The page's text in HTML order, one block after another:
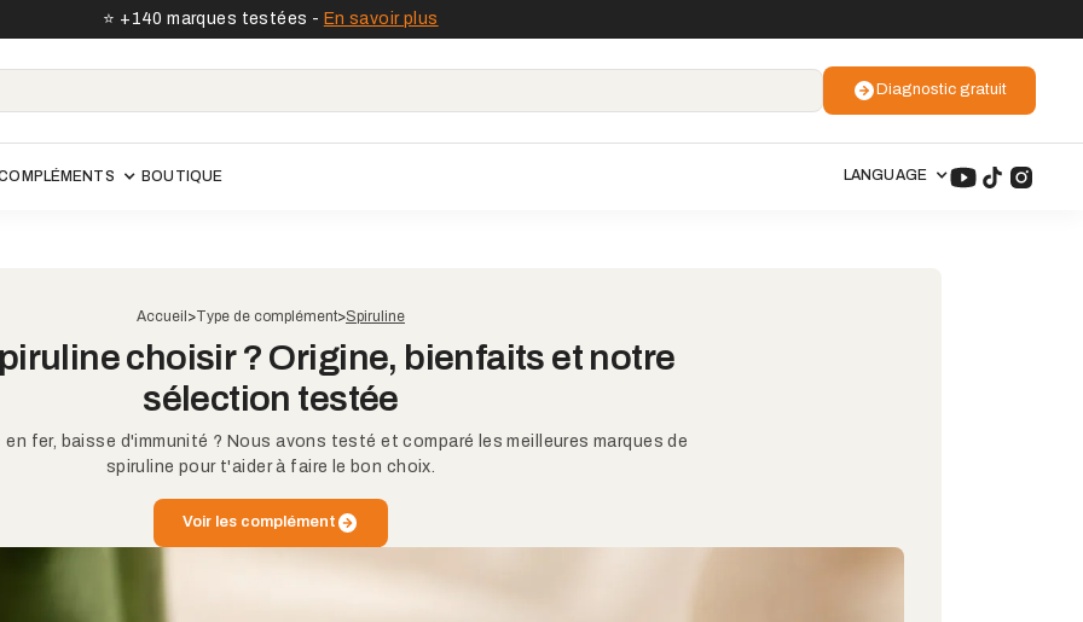
⭐️ +140 marques testées - En savoir plus
Diagnostic gratuit
BOUTIQUE LANGUAGE
Accueil >Type de complément>Spiruline
choisir ? Origine, bienfaits et notre
sélection testée
en fer, baisse d'immunité ? Nous avons testé et comparé les meilleures marques de
spiruline pour t'aider à faire le bon choix.
Voir les complément